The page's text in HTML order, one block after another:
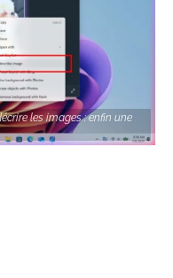
les images : enfin une